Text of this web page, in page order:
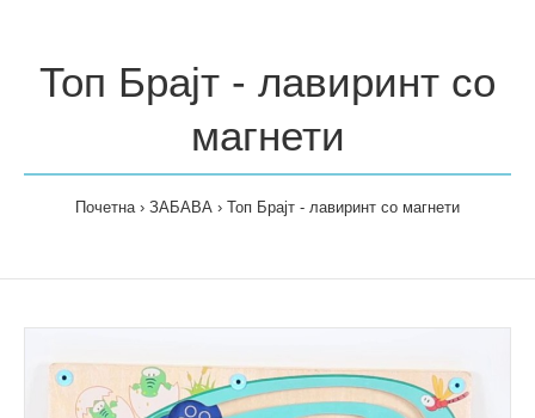
Топ Брајт - лавиринт со
магнети
Почетна ЗАБАВА Топ Брајт - лавиринт со магнети